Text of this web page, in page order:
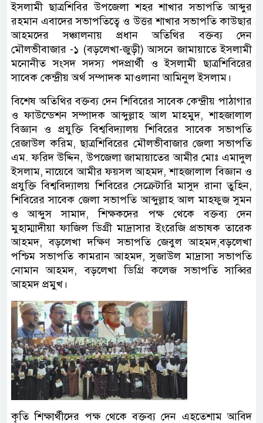
ইসলামী ছাত্রশিবির উপজেলা শহর শাখার সভাপতি আব্দুর
রহমান এবাদের সভাপতিত্বে ও উত্তর শাখার সভাপতি কাউছার
আহমদের সঞ্চালনায় প্রধান অতিথির বক্তব্য দেন
মৌলভীবাজার -১ (বড়লেখা-জুড়ী) আসনে জামায়াতে ইসলামী
মনোনীত সংসদ সদস্য পদপ্রার্থী ও ইসলামী ছাত্রশিবিরের
সাবেক কেন্দ্রীয় অর্থ সম্পাদক মাওলানা আমিনুল ইসলাম।
বিশেষ অতিথির বক্তব্য দেন শিবিরের সাবেক কেন্দ্রীয় পাঠাগার
ও ফাউন্ডেশন সম্পাদক আব্দুল্লাহ আল মাহমুদ, শাহজালাল
বিজ্ঞান ও প্রযুক্তি বিশ্ববিদ্যালয় শিবিরের সাবেক সভাপতি
রেজাউল করিম, ছাত্রশিবিরের মৌলভীবাজার জেলা সভাপতি
এম. ফরিদ উদ্দিন, উপজেলা জামায়াতের আমীর মোঃ এমাদুল
ইসলাম, নায়েবে আমীর ফয়সল আহমদ, শাহজালাল বিজ্ঞান ও
প্রযুক্তি বিশ্ববিদ্যালয় শিবিরের সেক্রেটারি মাসুদ রানা তুহিন,
শিবিরের সাবেক জেলা সভাপতি আব্দুল্লাহ আল মাহফুজ সুমন
ও আব্দুস সামাদ, শিক্ষকদের পক্ষ থেকে বক্তব্য দেন
মুহাম্মাদীয়া ফাজিল ডিগ্রী মাদ্রাসার ইংরেজি প্রভাষক তারেক
আহমদ, বড়লেখা দক্ষিণ সভাপতি জেবুল আহমদ,বড়লেখা
পশ্চিম সভাপতি কামরান আহমদ, সুজাউল মাদ্রাসা সভাপতি
নোমান আহমদ, বড়লেখা ডিগ্রি কলেজ সভাপতি সাব্বির
আহমদ প্রমুখ।
কৃতি শিক্ষার্থীদের পক্ষ থেকে বক্তব্য দেন এহতেশাম আবিদ